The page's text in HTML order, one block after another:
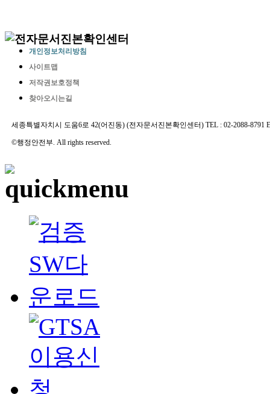
개인정보처리방침
사이트맵
저작권보호정책
찾아오시는길
세종특별자치시 도움6로 42(어진동) (전자문서진본확인센터) TEL : 02-2088-8791
©행정안전부. All rights reserved.